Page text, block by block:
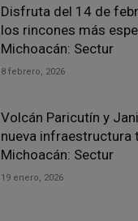
Disfruta del 14 de
los rincones más
Michoacán: Sectur
8 febrero, 2026
Volcán Paricutín y
nueva infraestructura
Michoacán: Sectur
19 enero, 2026